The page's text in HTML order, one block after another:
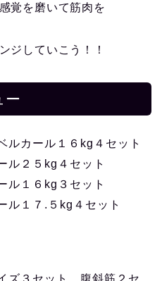
覚を磨いて筋肉を
ジしていこう！！
ー
ルカール１６kg４セット
ル２５kg４セット
ル１６kg３セット
ル１７.５kg４セット
ズ３セット、腹斜筋２セ